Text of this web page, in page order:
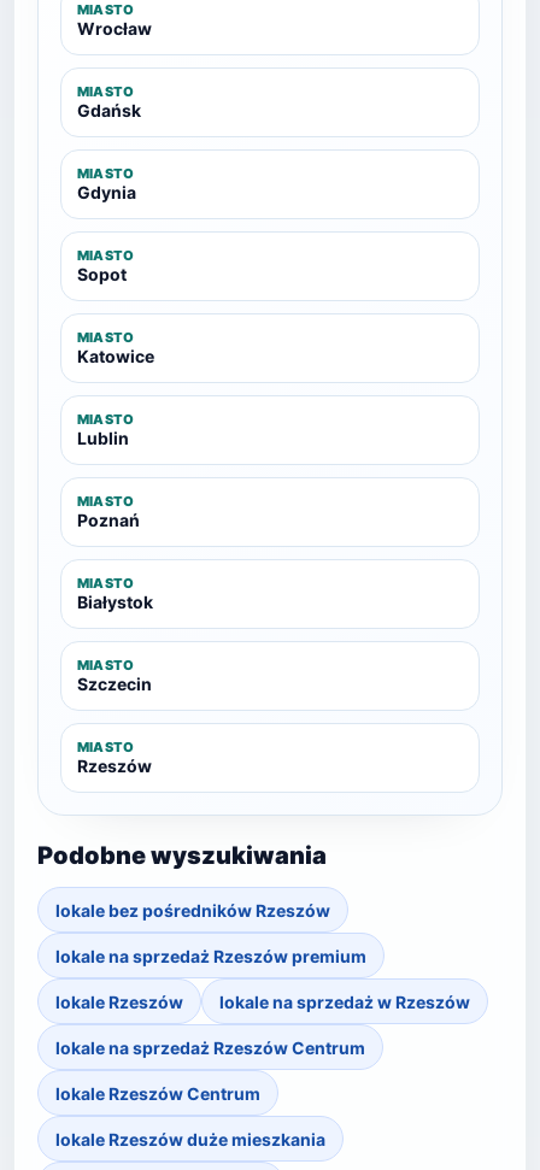
MIASTO
Wrocław
MIASTO
Gdańsk
MIASTO
Gdynia
MIASTO
Sopot
MIASTO
Katowice
MIASTO
Lublin
MIASTO
Poznań
MIASTO
Białystok
MIASTO
Szczecin
MIASTO
Rzeszów
Podobne wyszukiwania
lokale bez pośredników Rzeszów
lokale na sprzedaż Rzeszów premium
lokale Rzeszów lokale na sprzedaż w Rzeszów
lokale na sprzedaż Rzeszów Centrum
lokale Rzeszów Centrum
lokale Rzeszów duże mieszkania